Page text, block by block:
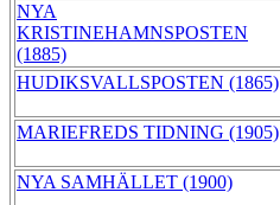
NYA
KRISTINEHAMNSPOSTEN
(1885)
HUDIKSVALLSPOSTEN (1865)
MARIEFREDS TIDNING (1905)
NYA SAMHÄLLET (1900)